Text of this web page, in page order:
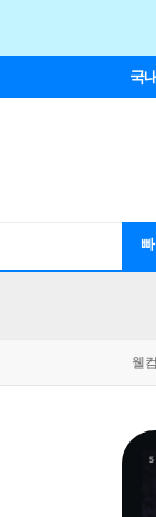
국
웰컴